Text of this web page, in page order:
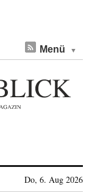
Menü
Do, 6. Aug 2026